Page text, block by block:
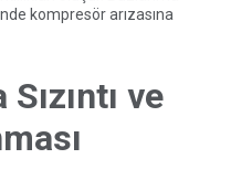
kompresör arızasına
ve